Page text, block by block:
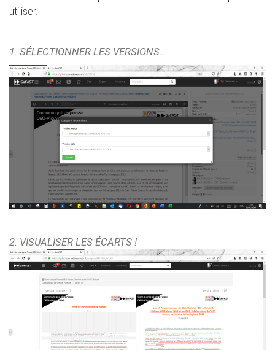
utiliser.
1. SÉLECTIONNER LES VERSIONS…
2. VISUALISER LES ÉCARTS !